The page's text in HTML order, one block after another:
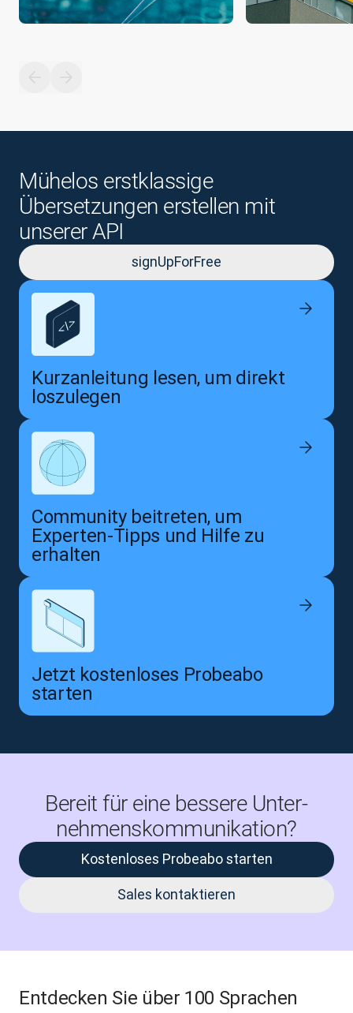
Mühelos erstklassige
Übersetzungen erstellen mit
unserer API
signUpForFree
Kurzanleitung lesen, um direkt
loszulegen
Community beitreten, um
Experten-Tipps und Hilfe zu
erhalten
Jetzt kostenloses Probeabo
starten
Bereit für eine bessere Unter­
nehmens­kommu­nikation?
Kostenloses Probeabo starten
Sales kontaktieren
Entdecken Sie über 100 Sprachen